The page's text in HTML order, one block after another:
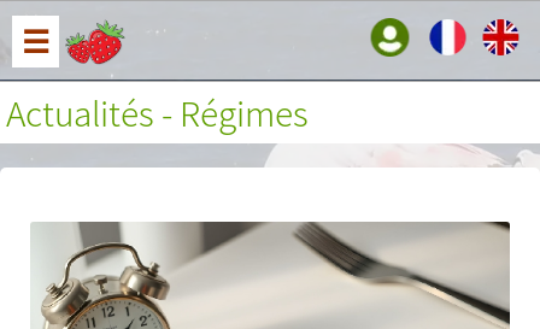
☰
Actualités - Régimes